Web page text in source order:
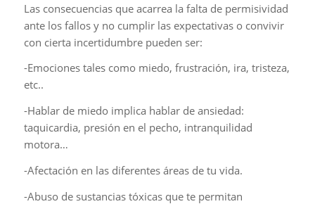
Las consecuencias que acarrea la falta de permisividad
ante los fallos y no cumplir las expectativas o convivir
con cierta incertidumbre pueden ser:
-Emociones tales como miedo, frustración, ira, tristeza,
etc..
-Hablar de miedo implica hablar de ansiedad:
taquicardia, presión en el pecho, intranquilidad
motora…
-Afectación en las diferentes áreas de tu vida.
-Abuso de sustancias tóxicas que te permitan